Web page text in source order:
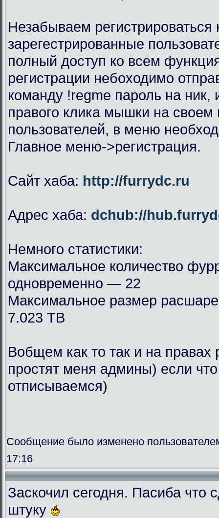
Незабываем регистрироваться
зарегестрированные
полный доступ ко всем
регистрации небоходимо
команду !regme пароль на
правого клика мышки на своем
пользователей, в меню
Главное меню->регистрация.
Сайт хаба: http://furrydc.ru
Адрес хаба: dchub://
Немного статистики:
Максимальное количество
одновременно — 22
Максимальное размер
7.023 TB
Вобщем как то так и на
простят меня админы) если
отписываемся)
Сообщение было изменено
17:16
Заскочил сегодня. Пасиба что
штуку